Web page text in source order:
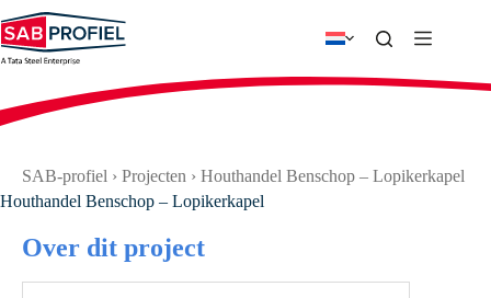
naar
de
inhoud
SAB-profiel › Projecten › Houthandel Benschop – Lopikerkapel
Houthandel Benschop – Lopikerkapel
Over dit project